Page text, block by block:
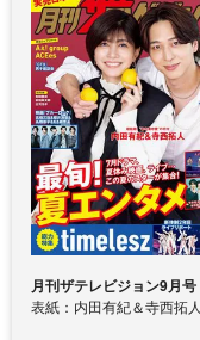
月刊ザテレビジョン9月号
表紙：内田有紀＆寺西拓人